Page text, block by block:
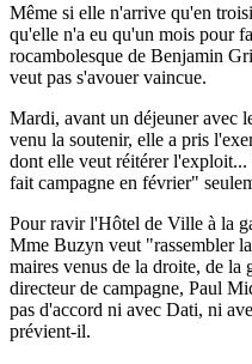
Même si elle n'arrive qu'en
qu'elle n'a eu qu'un mois pour
rocambolesque de Benjamin
veut pas s'avouer vaincue.
Mardi, avant un déjeuner avec
venu la soutenir, elle a pris
dont elle veut réitérer
fait campagne en février"
Pour ravir l'Hôtel de Ville à la
Mme Buzyn veut "rassembler
maires venus de la droite, de la
directeur de campagne, Paul
pas d'accord ni avec Dati, ni
prévient-il.